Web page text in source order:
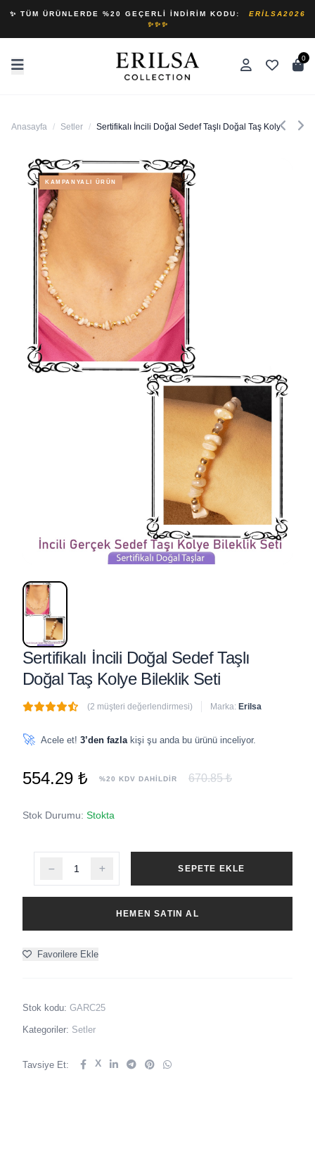
✨ TÜM ÜRÜNLERDE %20 GEÇERLI İNDIRIM KODU:
ERILSA2026
✨✨✨
0
Anasayfa / Setler / Sertifikalı İncili Doğal Sedef Taşlı Doğal Taş Kolye
KAMPANYALI ÜRÜN
Sertifikalı İncili Doğal Sedef Taşlı
Doğal Taş Kolye Bileklik Seti
(2 müşteri değerlendirmesi) Marka: Erilsa
🚀 Acele et! 3’den fazla kişi şu anda bu ürünü inceliyor.
554.29 ₺ %20 KDV DAHİLDİR 670.85 ₺
Stok Durumu: Stokta
SEPETE EKLE
HEMEN SATIN AL
Favorilere Ekle
Stok kodu: GARC25
Kategoriler: Setler
Tavsiye Et: X